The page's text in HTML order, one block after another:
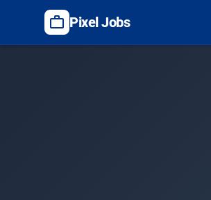
work Pixel Jobs